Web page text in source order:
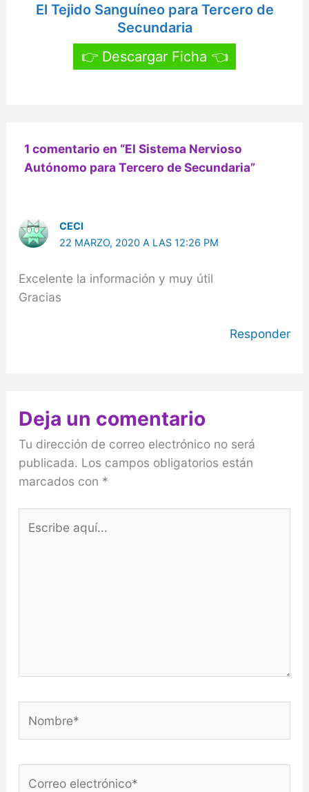
El Tejido Sanguíneo para Tercero de
Secundaria
👉 Descargar Ficha 👈
1 comentario en “El Sistema Nervioso
Autónomo para Tercero de Secundaria”
CECI
22 MARZO, 2020 A LAS 12:26 PM
Excelente la información y muy útil
Gracias
Responder
Deja un comentario
Tu dirección de correo electrónico no será
publicada. Los campos obligatorios están
marcados con *
aquí...